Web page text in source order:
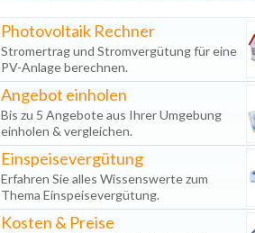
Photovoltaik Rechner
Stromertrag und Stromvergütung für eine
PV-Anlage berechnen.
Angebot einholen
Bis zu 5 Angebote aus Ihrer Umgebung
einholen & vergleichen.
Einspeisevergütung
Erfahren Sie alles Wissenswerte zum
Thema Einspeisevergütung.
Kosten & Preise